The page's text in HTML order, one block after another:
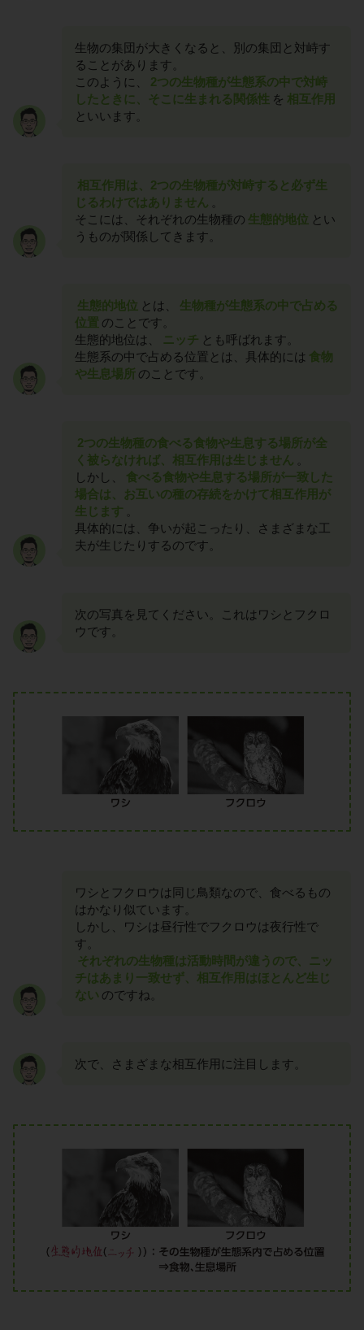
生物の集団が大きくなると、別の集団と対峙す
ることがあります。
このように、
2つの生物種が生態系の中で対峙
したときに、そこに生まれる関係性 を 相互作用
といいます。
相互作用は、2つの生物種が対峙すると必ず生
じるわけではありません
そこには、それぞれの生物種の 生態的地位 とい
うものが関係してきます。
生態的地位 とは、
生物種が生態系の中で占める
位置 のことです。
生態的地位は、
ニッチ とも呼ばれます。
生態系の中で占める位置とは、具体的には 食物
や生息場所 のことです。
2つの生物種の食べる食物や生息する場所が全
く被らなければ、相互作用は生じません
しかし、
食べる食物や生息する場所が一致した
場合は、お互いの種の存続をかけて相互作用が
生じます
具体的には、争いが起こったり、さまざまな工
夫が生じたりするのです。
次の写真を見てください。これはワシとフクロ
ウです。
ワシとフクロウは同じ鳥類なので、食べるもの
はかなり似ています。
しかし、ワシは昼行性でフクロウは夜行性で
す。
それぞれの生物種は活動時間が違うので、ニッ
チはあまり一致せず、相互作用はほとんど生じ
ない のですね。
次で、さまざまな相互作用に注目します。